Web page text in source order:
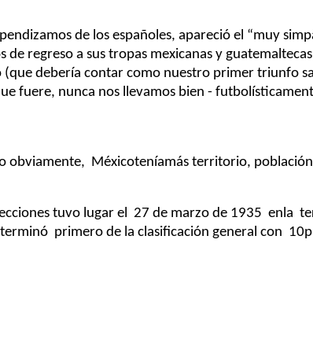
de los españoles, apareció el “muy
de regreso a sus tropas mexicanas y
(que debería contar como nuestro primer triunfo
fuere, nunca nos llevamos bien -
obviamente, Méxicoteníamás territorio, población
tuvo lugar el 27 de marzo de 1935 en la
terminó primero de la clasificación general con 10